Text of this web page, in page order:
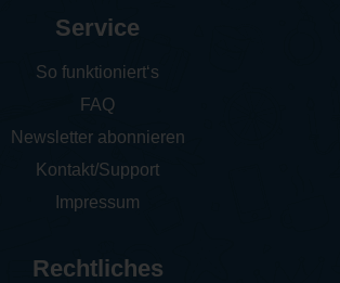
Service
So funktioniert‘s
FAQ
Newsletter abonnieren
Kontakt/Support
Impressum
Rechtliches